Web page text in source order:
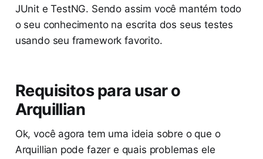
JUnit e TestNG. Sendo assim você mantém todo
o seu conhecimento na escrita dos seus testes
usando seu framework favorito.
Requisitos para usar o
Arquillian
Ok, você agora tem uma ideia sobre o que o
Arquillian pode fazer e quais problemas ele